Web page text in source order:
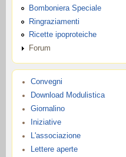
Bomboniera Speciale
Ringraziamenti
Ricette ipoproteiche
Forum
Convegni
Download Modulistica
Giornalino
Iniziative
L'associazione
Lettere aperte